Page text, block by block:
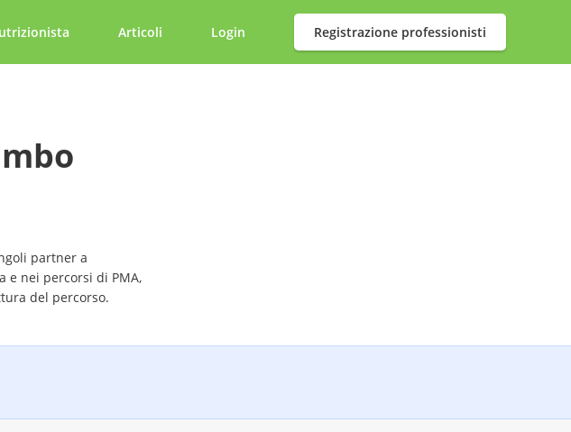
Articoli Login Registrazione professionisti
partner a
e nei percorsi di PMA,
del percorso.